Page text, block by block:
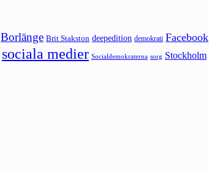
Borlänge Brit Stakston deepedition demokrati Facebook
sociala medier Socialdemokraterna sorg Stockholm